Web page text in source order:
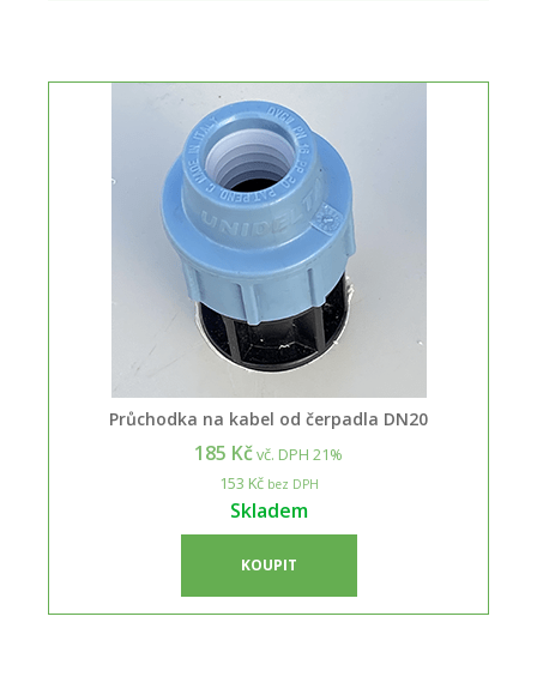
Průchodka na kabel od čerpadla DN20
185 Kčvč. DPH 21%
153 Kčbez DPH
Skladem
KOUPIT